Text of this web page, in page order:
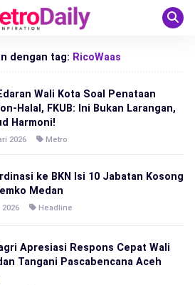
dengan tag: RicoWaas
Wali Kota Soal Penataan
Halal, FKUB: Ini Bukan Larangan,
Harmoni!
2026 Metro
ke BKN Isi 10 Jabatan Kosong
Medan
Headline
Apresiasi Respons Cepat Wali
Tangani Pascabencana Aceh